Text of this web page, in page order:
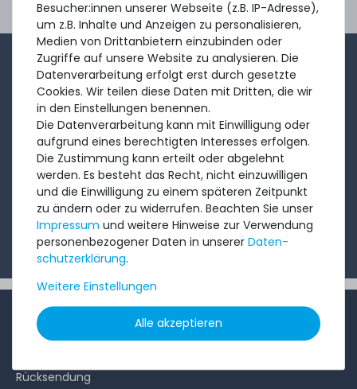
1-2x im Monat sendet André aus dem Vertriebsteam
eine kurze, knackige Mail mit Angeboten, neu
eingetroffenen Produkten und Informationen, die Sie
interessieren könnten. Probieren Sie's!
Abonnieren
Ich möchte Ihren Newsletter erhalten und akzeptiere
dieDatenschutzerklärung.
Besucher:innen unserer Webseite (z.B. IP-Adresse),
um z.B. Inhalte und Anzeigen zu personalisieren,
Medien von Drittanbietern einzubinden oder
Zugriffe auf unsere Website zu analysieren. Die
Datenverarbeitung erfolgt erst durch gesetzte
Cookies. Wir teilen diese Daten mit Dritten, die wir
in den Einstellungen benennen.
Die Datenverarbeitung kann mit Einwilligung oder
aufgrund eines berechtigten Interesses erfolgen.
Die Zustimmung kann erteilt oder abgelehnt
werden. Es besteht das Recht, nicht einzuwilligen
und die Einwilligung zu einem späteren Zeitpunkt
zu ändern oder zu widerrufen. Beachten Sie unser
Impressum und weitere Hinweise zur Verwendung
personenbezogener Daten in unserer Daten­
schutz­erklärung.
Weitere Einstellungen
Alle akzeptieren
INFORMATIONEN
Rücksendung